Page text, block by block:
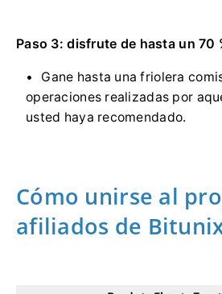
Paso 3: disfrute de hasta un 70
Gane hasta una friolera
operaciones realizadas por
usted haya recomendado.
Cómo unirse al
afiliados de